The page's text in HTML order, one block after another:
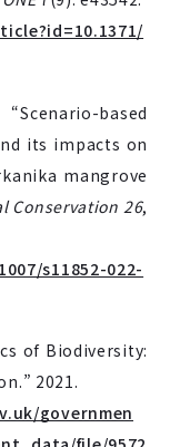
based
its impacts on
mangrove
Conservation 26,
s11852-022-
of Biodiversity:
2021.
governmen